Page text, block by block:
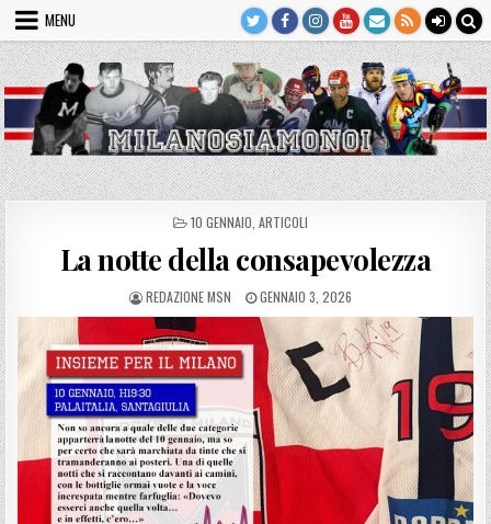
Skip
content
MENU
POSTED
10 GENNAIO ARTICOLI
La notte della consapevolezza
AUTHOR:
REDAZIONE MSN
PUBLISHED
DATE:
GENNAIO 3, 2026